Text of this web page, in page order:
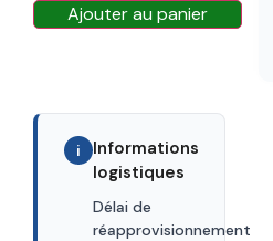
Ajouter au panier
i
Informations
logistiques
Délai de
réapprovisionnement